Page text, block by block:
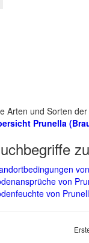
Arten und Sorten
Prunella
von
von